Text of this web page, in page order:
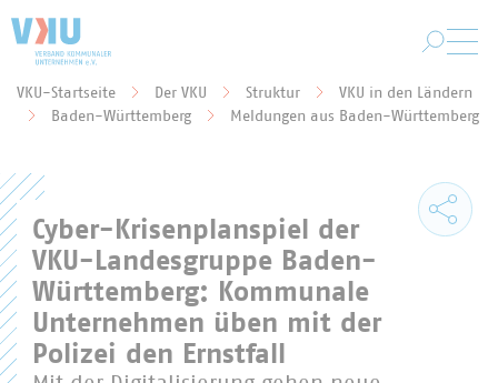
Sie befinden sich hier:
VKU-Startseite Der VKU Struktur
VKU in den Ländern
Baden-Württemberg
Meldungen aus Baden-Württemberg
Cyber-Krisenplanspiel der
VKU-Landesgruppe Baden-
Württemberg: Kommunale
Unternehmen üben mit der
Polizei den Ernstfall